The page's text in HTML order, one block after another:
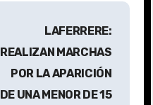
LAFERRERE:
REALIZAN MARCHAS
POR LA APARICIÓN
DE UNA MENOR DE 15